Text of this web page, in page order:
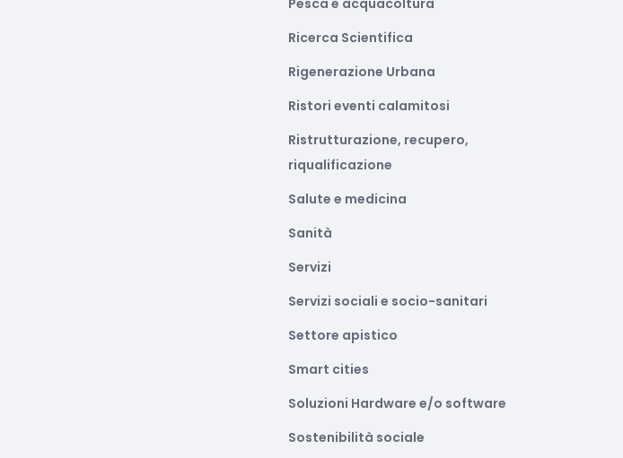
Pesca e acquacoltura
Ricerca Scientifica
Rigenerazione Urbana
Ristori eventi calamitosi
Ristrutturazione, recupero,
riqualificazione
Salute e medicina
Sanità
Servizi
Servizi sociali e socio-sanitari
Settore apistico
Smart cities
Soluzioni Hardware e/o software
Sostenibilità sociale